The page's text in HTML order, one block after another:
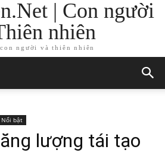
| Con người
nhiên
người và thiên nhiên
Nổi bật
lượng tái tạo